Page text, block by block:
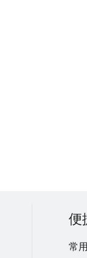
便
常